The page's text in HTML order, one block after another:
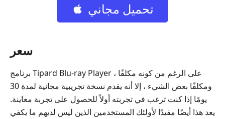
تحميل مجاني
سعر
برنامج Tipard Blu-ray Player ، على الرغم من كونه مكلفًا
ومكلفًا بعض الشيء ، إلا أنه يقدم نسخة تجريبية مجانية لمدة 30
يومًا إذا كنت ترغب في تجربته أولاً للحصول على تجربة معاينة.
يعد هذا أيضًا مفيدًا لأولئك المستخدمين الذين ليس لديهم ما يكفي